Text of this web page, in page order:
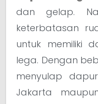
dan gelap.
keterbatasan
untuk memiliki
lega. Dengan
menyulap
Jakarta